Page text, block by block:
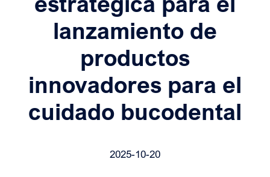
lanzamiento de
productos
innovadores para el
cuidado bucodental
2025-10-20